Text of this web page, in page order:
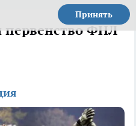
Принять
первенство ФНЛ